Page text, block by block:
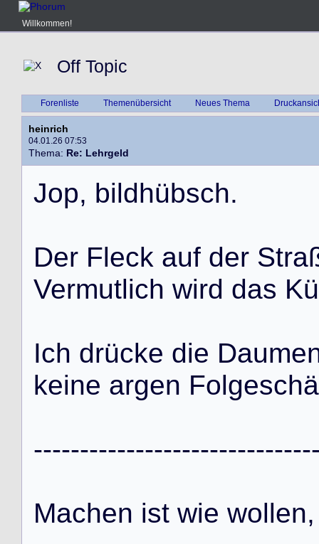
Willkommen!
Off Topic
Forenliste Themenübersicht Neues Thema
heinrich
04.01.26 07:53
Thema: Re: Lehrgeld
Jop, bildhübsch.
Der Fleck auf der Stra
Vermutlich wird das Kü
Ich drücke die Daume
keine argen Folgeschä
------------------------------
Machen ist wie wollen,